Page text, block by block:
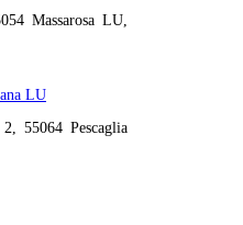
Massarosa LU,
LU
55064 Pescaglia